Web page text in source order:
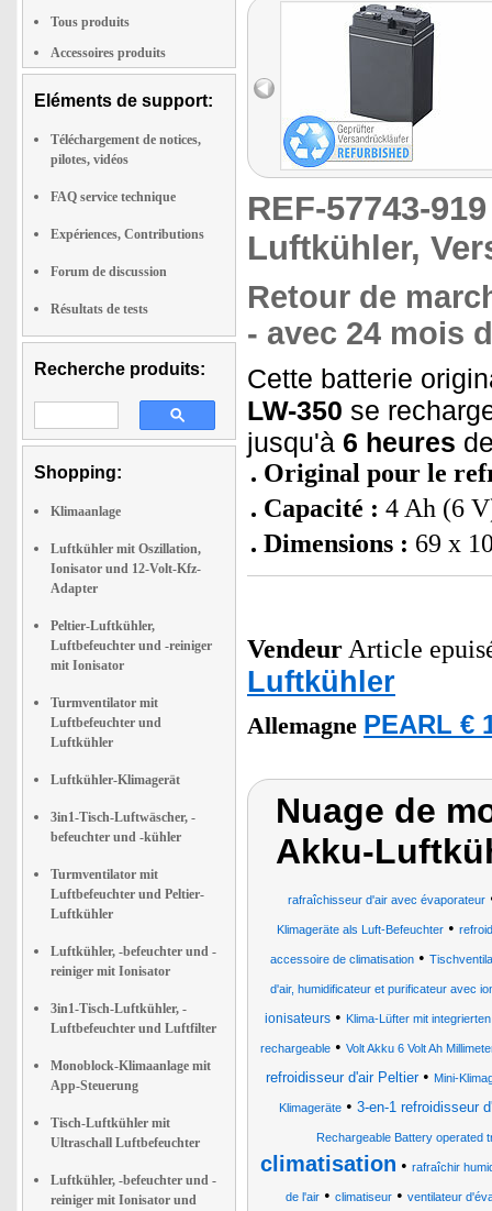
Tous produits
Accessoires produits
Eléments de support:
Téléchargement de notices,
pilotes, vidéos
FAQ service technique
Expériences, Contributions
Forum de discussion
Résultats de tests
Recherche produits:
Shopping:
Klimaanlage
Luftkühler mit Oszillation,
Ionisator und 12-Volt-Kfz-
Adapter
Peltier-Luftkühler,
Luftbefeuchter und -reiniger
mit Ionisator
Turmventilator mit
Luftbefeuchter und
Luftkühler
Luftkühler-Klimagerät
3in1-Tisch-Luftwäscher, -
befeuchter und -kühler
Turmventilator mit
Luftbefeuchter und Peltier-
Luftkühler
Luftkühler, -befeuchter und -
reiniger mit Ionisator
3in1-Tisch-Luftkühler, -
Luftbefeuchter und Luftfilter
Monoblock-Klimaanlage mit
App-Steuerung
Tisch-Luftkühler mit
Ultraschall Luftbefeuchter
Luftkühler, -befeuchter und -
reiniger mit Ionisator und
REF-57743-
Luftkühler,
Retour de
- avec 24 mois
Cette batterie
LW-350 se
jusqu'à 6 heures
Original pour le
Capacité : 4 Ah (6
Dimensions : 69 x
Vendeur Article
Luftkühler
Allemagne PEARL €
Nuage de
Akku-
rafraîchisseur d'air avec évaporateur
Klimageräte als Luft-Befeuchter •
accessoire de climatisation•
d'air, humidificateur et purificateur avec
ionisateurs• Klima-Lüfter mit
rechargeable • Volt Akku 6 Volt Ah
refroidisseur d'air Peltier• Mini-
Klimageräte• 3-en-1 refroidisseur
Rechargeable Battery operated
climatisation • rafraîchir
de l'air• climatiseur• ventilateur